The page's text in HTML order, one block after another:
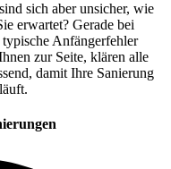
sich aber unsicher, wie
erwartet? Gerade bei
Anfängerfehler
zur Seite, klären alle
damit Ihre Sanierung